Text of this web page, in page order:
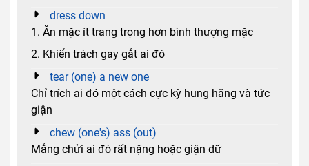
dress down
1. Ăn mặc ít trang trọng hơn bình thượng mặc
2. Khiển trách gay gắt ai đó
tear (one) a new one
Chỉ trích ai đó một cách cực kỳ hung hăng và tức
giận
chew (one's) ass (out)
Mắng chửi ai đó rất nặng hoặc giận dữ